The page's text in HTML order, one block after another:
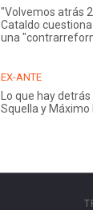
"Volvemos atrás
Cataldo
una
EX-ANTE
Lo que hay
Squella y Máximo